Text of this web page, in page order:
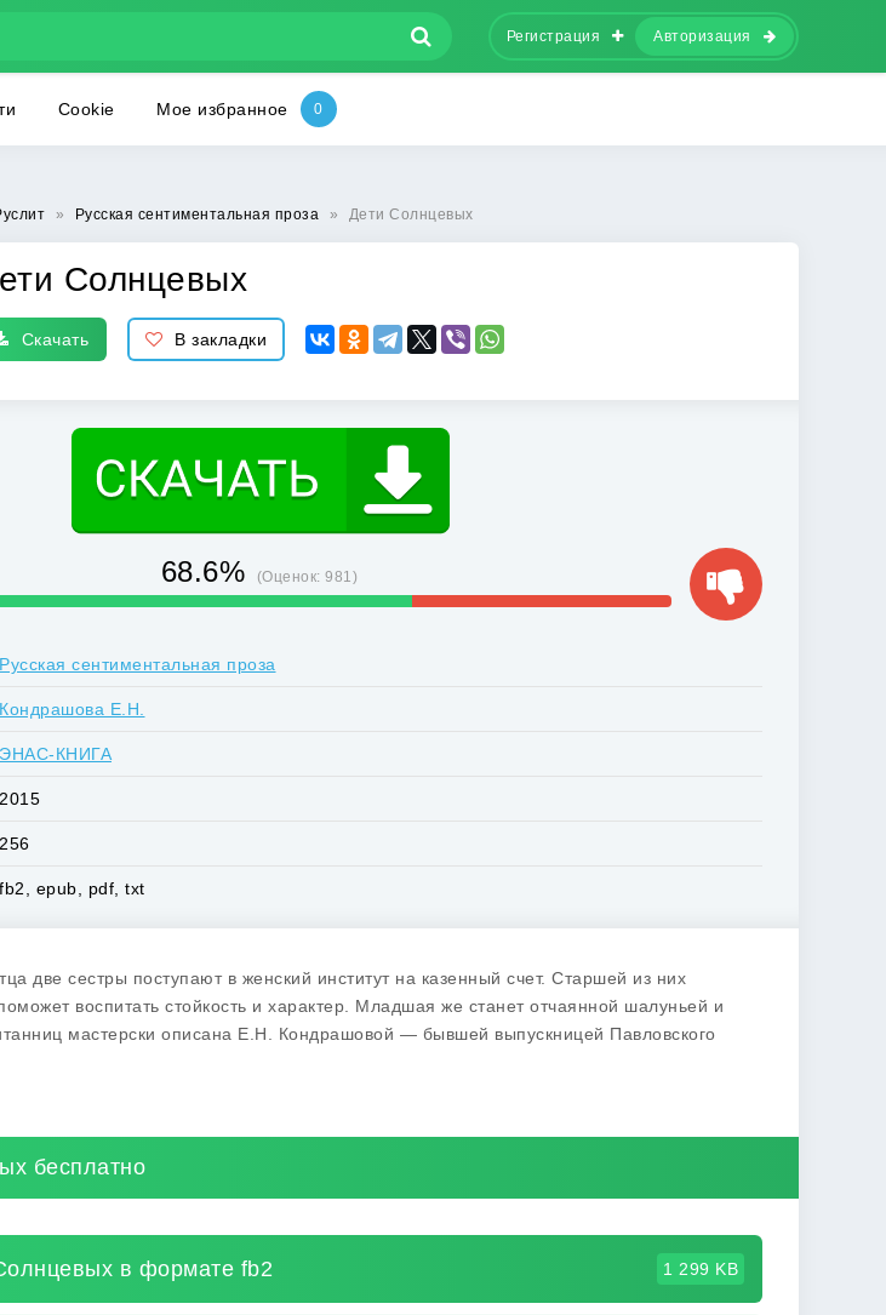
Регистрация Авторизация
Cookie Мое избранное
» Русская сентиментальная проза » Дети Солнцевых
Солнцевых
Скачать В закладки
68.6% (Оценок:981)
Русская сентиментальная проза
Кондрашова Е.Н.
ЭНАС-КНИГА
2015
256
fb2, epub, pdf, txt
две сестры поступают в женский институт на казенный счет. Старшей из них
воспитать стойкость и характер. Младшая же станет отчаянной шалуньей и
мастерски описана Е.Н. Кондрашовой — бывшей выпускницей Павловского
бесплатно
в формате fb2 1 299 KB